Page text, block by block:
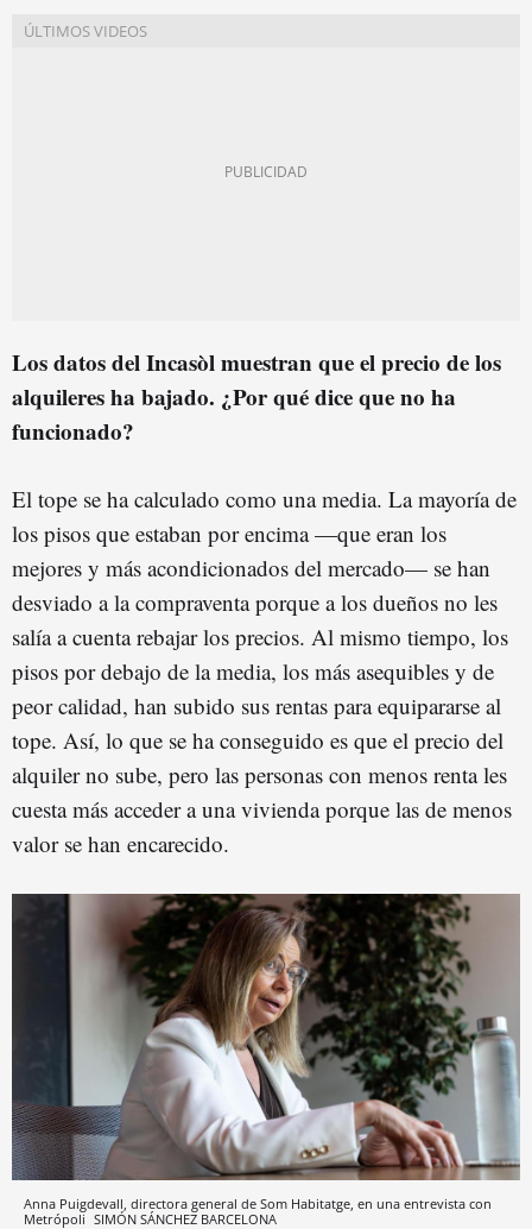
Los datos del Incasòl muestran que el precio de los
alquileres ha bajado. ¿Por qué dice que no ha
funcionado?
El tope se ha calculado como una media. La mayoría de
los pisos que estaban por encima —que eran los
mejores y más acondicionados del mercado— se han
desviado a la compraventa porque a los dueños no les
salía a cuenta rebajar los precios. Al mismo tiempo, los
pisos por debajo de la media, los más asequibles y de
peor calidad, han subido sus rentas para equipararse al
tope. Así, lo que se ha conseguido es que el precio del
alquiler no sube, pero las personas con menos renta les
cuesta más acceder a una vivienda porque las de menos
valor se han encarecido.
Anna Puigdevall, directora general de Som Habitatge, en una entrevista con
Metrópoli SIMÓN SÁNCHEZ BARCELONA